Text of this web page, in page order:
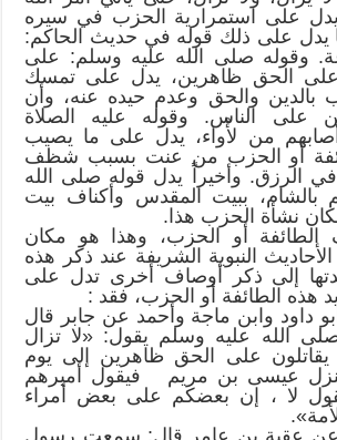
على استمرارية الحزب في سيره
يدل على ذلك قوله في حديث الحاكم:
وقوله صلى الله عليه وسلم: على
على الحق ظاهرين، يدل على تمسك
بالدين والحق وعدم حيده عنه، وأن
على الناس. وقوله عليه الصلاة
أصابهم من لأْواء، يدل على ما يصيب
أو الحزب من عنت بسبب شظف
الرزق. وأخيراً يدل قوله صلى الله
بالشام، ببيت المقدس وأكناف بيت
نشأة الحزب هذا.
أو الحزب، وهذا هو مكان
النبوية الشريفة عند ذكر هذه
إلى ذكر أوصاف أخرى تدل على
هذه الطائفة أو الحزب، فقد :
داود وابن ماجة وأحمد عن جابر قال
الله عليه وسلم يقول: «لا تزال
على الحق ظاهرين إلى يوم
عيسى بن مريم فيقول أميرهم
لا ، إن بعضكم على بعض أمراء
عقبة بن عامر قال: سمعت رسول